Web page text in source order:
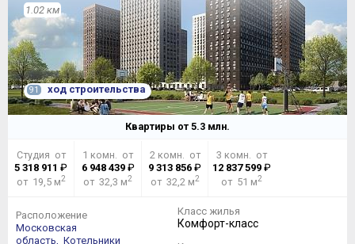
1.02 км
91 ход строительства
Квартиры от 5.3 млн.
Студия от
5 318 911 ₽
от 19,5 м2
1 комн. от
6 948 439₽
от 32,3 м2
2 комн. от
9 313 856 ₽
от 32,2 м2
3 комн. от
12 837 599 ₽
от 51 м2
Расположение
Московская
область,
Котельники
Класс жилья
Комфорт-класс